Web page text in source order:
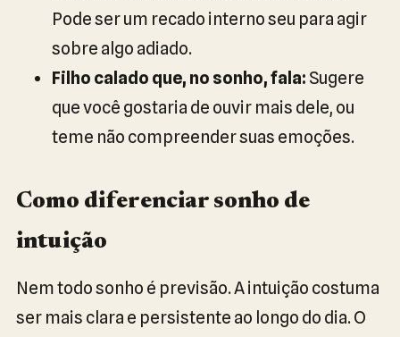
Pode ser um recado interno seu para agir
sobre algo adiado.
Filho calado que, no sonho, fala: Sugere
que você gostaria de ouvir mais dele, ou
teme não compreender suas emoções.
Como diferenciar sonho de
intuição
Nem todo sonho é previsão. A intuição costuma
ser mais clara e persistente ao longo do dia. O